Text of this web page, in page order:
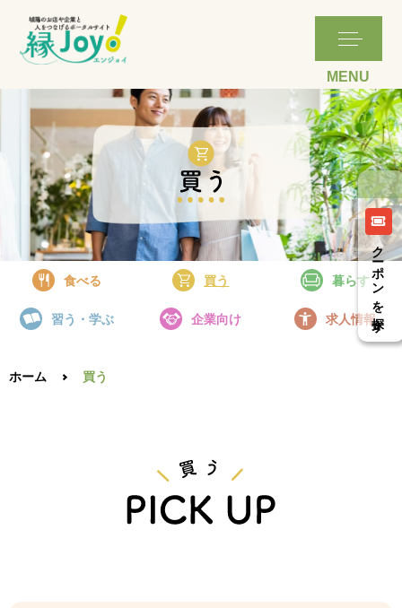
クーポンを探す
食べる 買う 暮らす
習う・学ぶ 企業向け 求人情報
ホーム 買う
詳細はこちら
詳細はこちら
詳細はこちら
詳細はこちら